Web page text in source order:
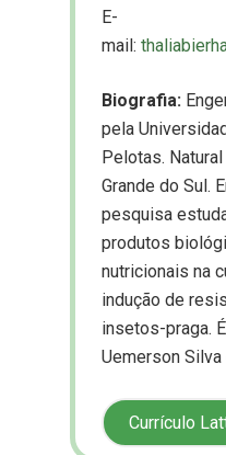
E-
mail:
Biografia:
pela
Pelotas. Natural
Grande do Sul.
pesquisa
produtos
nutricionais na
indução de
insetos-praga.
Uemerson Silva
Currículo